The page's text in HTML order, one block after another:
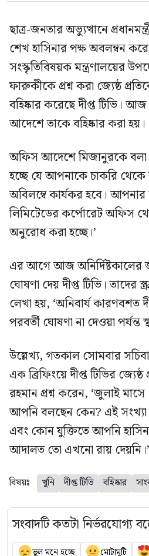
ছাত্র-জনতার অভ্যুত্থানে
শেখ হাসিনার পক্ষ অবলম্বন করে
সংস্কৃতিবিষয়ক মন্ত্রণালয়ের
ফারুকীকে প্রশ্ন করা জ্যেষ্ঠ
বহিষ্কার করেছে দীপ্ত টিভি।
আদেশে তাকে বহিষ্কার করা হয়।
অফিস আদেশে মিজানুরকে
হচ্ছে যে আপনাকে চাকরি থেকে
অবিলম্বে কার্যকর হবে। আপনার
লিমিটেডের কর্পোরেট অফিস
অনুরোধ করা হচ্ছে।’
এর আগে আজ অনির্দিষ্টকালের
ঘোষণা দেয় দীপ্ত টিভি। তাদের
লেখা হয়, ‘অনিবার্য কারণবশত
পরবর্তী ঘোষণা না দেওয়া পর্যন্ত
উল্লেখ্য, গতকাল সোমবার
এক ব্রিফিংয়ে দীপ্ত টিভির
রহমান প্রশ্ন করেন, ‘জুলাই
আপনি বলছেন কেন? এই
এবং কোন যুক্তিতে আপনি
আদালত তো এখনো রায় দেয়নি।’
বিষয়ঃ খুনি দীপ্ত টিভি বহিষ্কার
সংবাদটি কতটা নির্ভরযোগ্য
ভুল মনে হচ্ছে মোটামুটি